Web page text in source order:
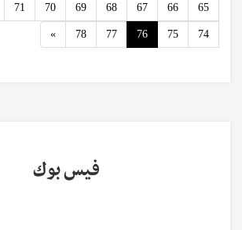
65
66
67
68
69
70
71
74
75
76
77
78
»
Next
فيس بوك